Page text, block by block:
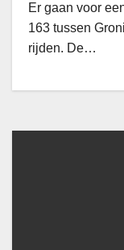
Er gaan voor
163 tussen
rijden. De…